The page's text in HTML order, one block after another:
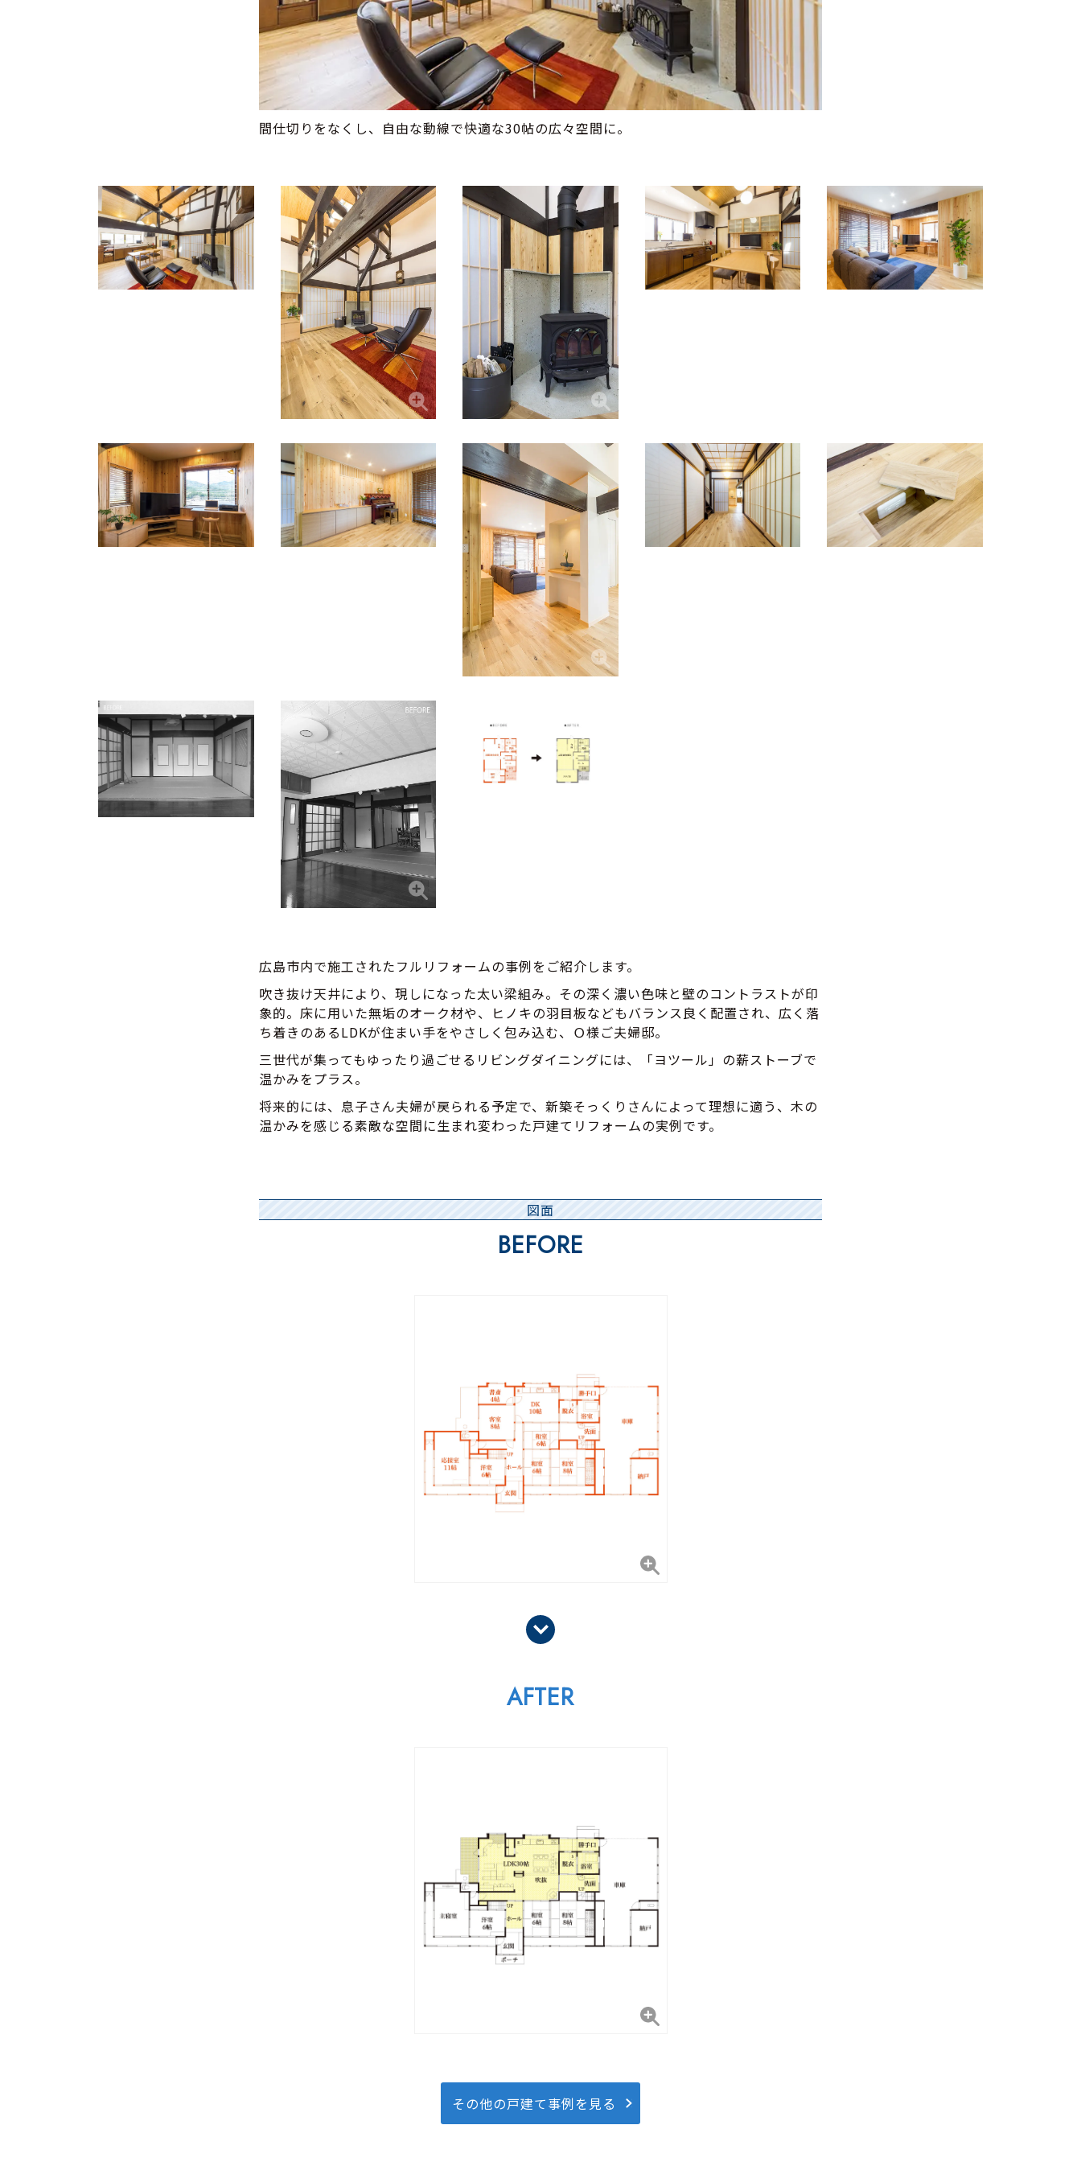
間仕切りをなくし、自由な動線で快適な30帖の広々空間に。
広島市内で施工されたフルリフォームの事例をご紹介します。
吹き抜け天井により、現しになった太い梁組み。その深く濃い色味と壁のコントラストが印
象的。床に用いた無垢のオーク材や、ヒノキの羽目板などもバランス良く配置され、広く落
ち着きのあるLDKが住まい手をやさしく包み込む、Ｏ様ご夫婦邸。
三世代が集ってもゆったり過ごせるリビングダイニングには、「ヨツール」の薪ストーブで
温かみをプラス。
将来的には、息子さん夫婦が戻られる予定で、新築そっくりさんによって理想に適う、木の
温かみを感じる素敵な空間に生まれ変わった戸建てリフォームの実例です。
図面
BEFORE
AFTER
その他の戸建て事例を見る